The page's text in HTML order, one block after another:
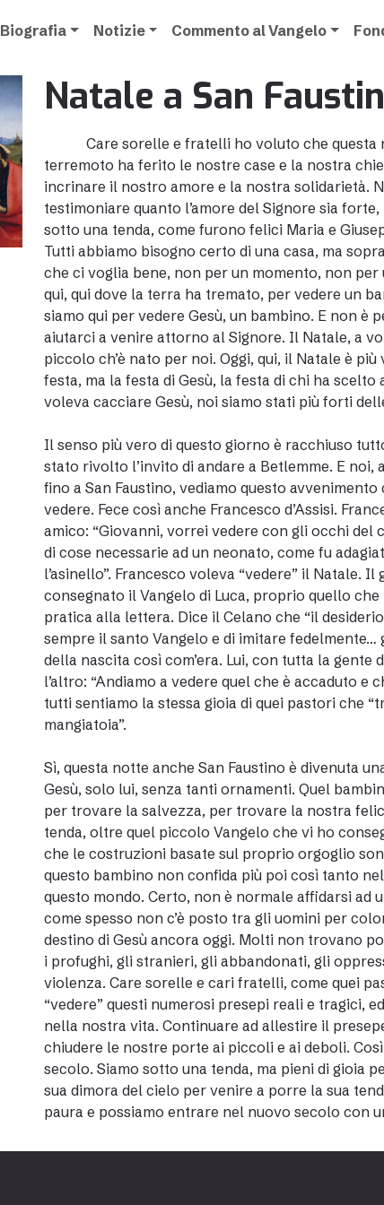
Biografia Notizie Commento al Vangelo
Natale a San
Care sorelle e fratelli ho voluto che questa
terremoto ha ferito le nostre case e la nostra
incrinare il nostro amore e la nostra solidarietà.
testimoniare quanto l’amore del Signore sia
sotto una tenda, come furono felici Maria e
Tutti abbiamo bisogno certo di una casa, ma
che ci voglia bene, non per un momento, non
qui, qui dove la terra ha tremato, per vedere un
siamo qui per vedere Gesù, un bambino. E non è
aiutarci a venire attorno al Signore. Il Natale, a
piccolo ch’è nato per noi. Oggi, qui, il Natale è
festa, ma la festa di Gesù, la festa di chi ha
voleva cacciare Gesù, noi siamo stati più forti
Il senso più vero di questo giorno è racchiuso
stato rivolto l’invito di andare a Betlemme. E noi,
fino a San Faustino, vediamo questo
vedere. Fece così anche Francesco d’Assisi.
amico: “Giovanni, vorrei vedere con gli occhi
di cose necessarie ad un neonato, come fu
l’asinello”. Francesco voleva “vedere” il
consegnato il Vangelo di Luca, proprio quello
pratica alla lettera. Dice il Celano che “il
sempre il santo Vangelo e di imitare
della nascita così com’era. Lui, con tutta la gente
l’altro: “Andiamo a vedere quel che è accaduto
tutti sentiamo la stessa gioia di quei pastori che
mangiatoia”.
Sì, questa notte anche San Faustino è divenuta
Gesù, solo lui, senza tanti ornamenti. Quel
per trovare la salvezza, per trovare la nostra
tenda, oltre quel piccolo Vangelo che vi ho
che le costruzioni basate sul proprio orgoglio
questo bambino non confida più poi così tanto
questo mondo. Certo, non è normale affidarsi ad
come spesso non c’è posto tra gli uomini per
destino di Gesù ancora oggi. Molti non trovano
i profughi, gli stranieri, gli abbandonati, gli
violenza. Care sorelle e cari fratelli, come quei
“vedere” questi numerosi presepi reali e tragici,
nella nostra vita. Continuare ad allestire il
chiudere le nostre porte ai piccoli e ai deboli.
secolo. Siamo sotto una tenda, ma pieni di gioia
sua dimora del cielo per venire a porre la sua
paura e possiamo entrare nel nuovo secolo con